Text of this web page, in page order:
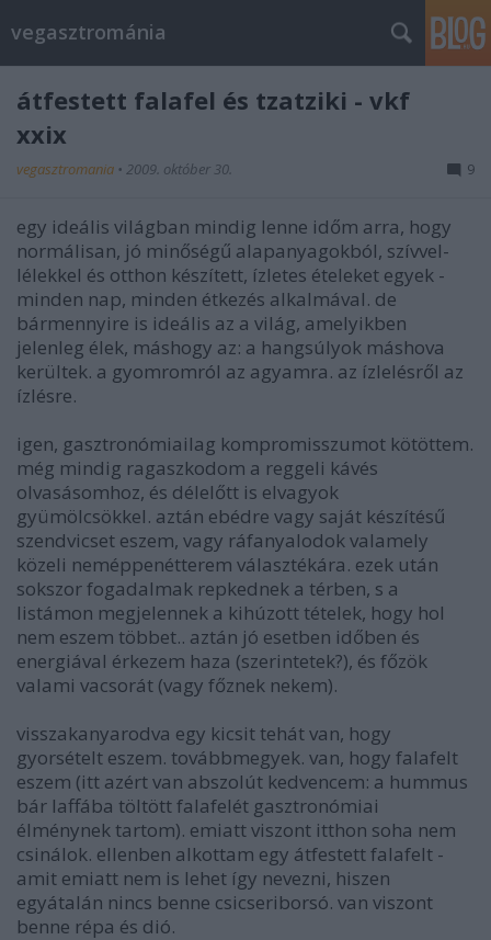
vegasztrománia
átfestett falafel és tzatziki - vkf
xxix
vegasztromania • 2009. október 30. 9
egy ideális világban mindig lenne időm arra, hogy
normálisan, jó minőségű alapanyagokból, szívvel-
lélekkel és otthon készített, ízletes ételeket egyek -
minden nap, minden étkezés alkalmával. de
bármennyire is ideális az a világ, amelyikben
jelenleg élek, máshogy az: a hangsúlyok máshova
kerültek. a gyomromról az agyamra. az ízlelésről az
ízlésre.
igen, gasztronómiailag kompromisszumot kötöttem.
még mindig ragaszkodom a reggeli kávés
olvasásomhoz, és délelőtt is elvagyok
gyümölcsökkel. aztán ebédre vagy saját készítésű
szendvicset eszem, vagy ráfanyalodok valamely
közeli neméppenétterem választékára. ezek után
sokszor fogadalmak repkednek a térben, s a
listámon megjelennek a kihúzott tételek, hogy hol
nem eszem többet.. aztán jó esetben időben és
energiával érkezem haza (szerintetek?), és főzök
valami vacsorát (vagy főznek nekem).
visszakanyarodva egy kicsit tehát van, hogy
gyorsételt eszem. továbbmegyek. van, hogy falafelt
eszem (itt azért van abszolút kedvencem: a hummus
bár laffába töltött falafelét gasztronómiai
élménynek tartom). emiatt viszont itthon soha nem
csinálok. ellenben alkottam egy átfestett falafelt -
amit emiatt nem is lehet így nevezni, hiszen
egyátalán nincs benne csicseriborsó. van viszont
benne répa és dió.